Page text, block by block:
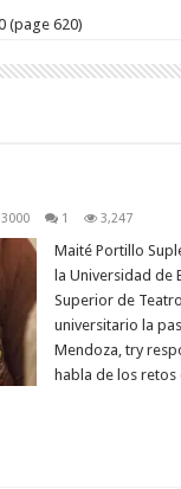
(page 620)
1 3,247
Maité Portillo
la Universidad de
Superior de
universitario la
Mendoza, try
habla de los retos